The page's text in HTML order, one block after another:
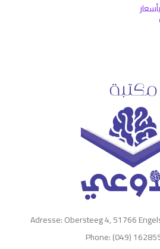
Adresse: Obersteeg 4, 51766
Phone: (049)